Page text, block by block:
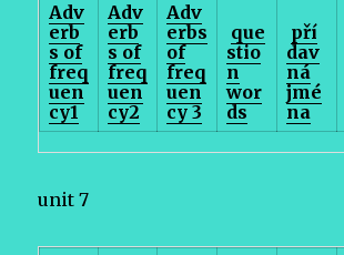
Adv
erb
s of
freq
uen
cy1
Adv
erb
s of
freq
uen
cy2
Adv
erbs
of
freq
uen
cy 3
que
stio
n
wor
ds
pří
dav
ná
jmé
na
unit 7